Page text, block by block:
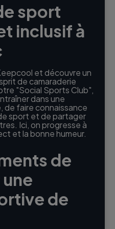
sport
inclusif à
et découvre un
de camaraderie
"Social Sports Club",
dans une
de faire connaissance
sport et de partager
Ici, on progresse à
et la bonne humeur.
de
de